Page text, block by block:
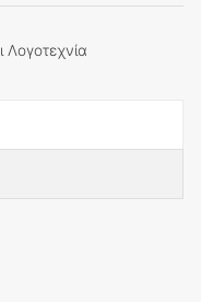
Λογοτεχνία